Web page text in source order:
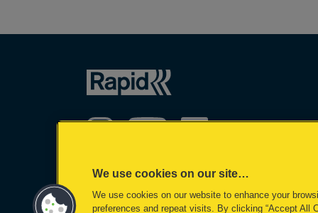
©2026 ACCO Brands, All rights
We use cookies on our site…
We use cookies on our website to enhance your
preferences and repeat visits. By clicking “Accept All